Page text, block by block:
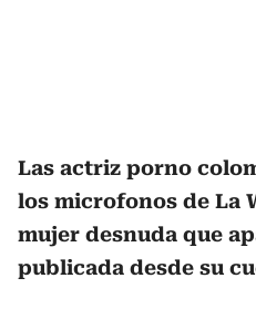
Las actriz porno
los microfonos de La
mujer desnuda que
publicada desde su